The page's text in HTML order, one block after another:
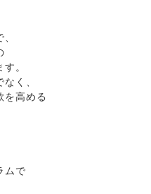
。
く、
を高める
ムで